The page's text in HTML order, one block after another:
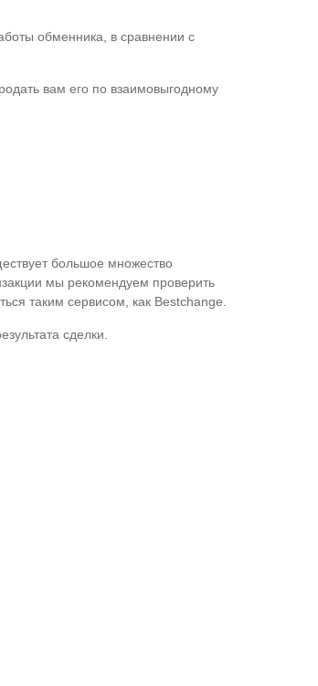
обменника, в сравнении с
вам его по взаимовыгодному
большое множество
мы рекомендуем проверить
таким сервисом, как Bestchange.
сделки.